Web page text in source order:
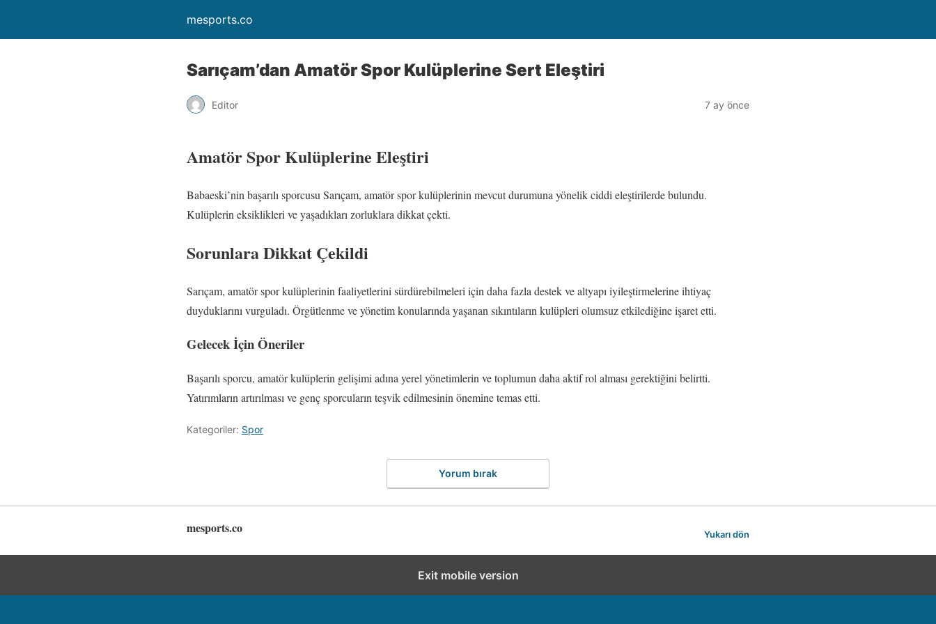
mesports.co
Sarıçam’dan Amatör Spor Kulüplerine Sert Eleştiri
Editor 7 ay önce
Amatör Spor Kulüplerine Eleştiri
Babaeski’nin başarılı sporcusu Sarıçam, amatör spor kulüplerinin mevcut durumuna yönelik ciddi eleştirilerde bulundu.
Kulüplerin eksiklikleri ve yaşadıkları zorluklara dikkat çekti.
Sorunlara Dikkat Çekildi
Sarıçam, amatör spor kulüplerinin faaliyetlerini sürdürebilmeleri için daha fazla destek ve altyapı iyileştirmelerine ihtiyaç
duyduklarını vurguladı. Örgütlenme ve yönetim konularında yaşanan sıkıntıların kulüpleri olumsuz etkilediğine işaret etti.
Gelecek İçin Öneriler
Başarılı sporcu, amatör kulüplerin gelişimi adına yerel yönetimlerin ve toplumun daha aktif rol alması gerektiğini belirtti.
Yatırımların artırılması ve genç sporcuların teşvik edilmesinin önemine temas etti.
Kategoriler: Spor
Yorum bırak
mesports.co Yukarı dön
Exit mobile version